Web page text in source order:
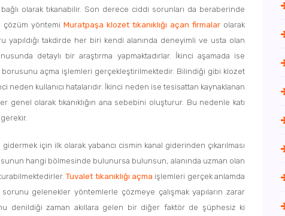
olarak tıkanabilir. Son derece ciddi sorunları da beraberinde
çözüm yöntemiMuratpaşa klozet tıkanıklığı açan firmalar olarak
yapıldığı takdirde her biri kendi alanında deneyimli ve usta olan
detaylı bir araştırma yapmaktadırlar. İkinci aşamada ise
açma işlemleri gerçekleştirilmektedir. Bilindiği gibi klozet
neden kullanıcı hatalarıdır. İkinci neden ise tesisattan kaynaklanan
genel olarak tıkanıklığın ana sebebini oluşturur. Bu nedenle katı
gidermek için ilk olarak yabancı cismin kanal giderinden çıkarılması
hangi bölmesinde bulunursa bulunsun, alanında uzman olan
Tuvalet tıkanıklığı açma işlemleri gerçek anlamda
gelenekler yöntemlerle çözmeye çalışmak yapıların zarar
denildiği zaman akıllara gelen bir diğer faktör de şüphesiz ki